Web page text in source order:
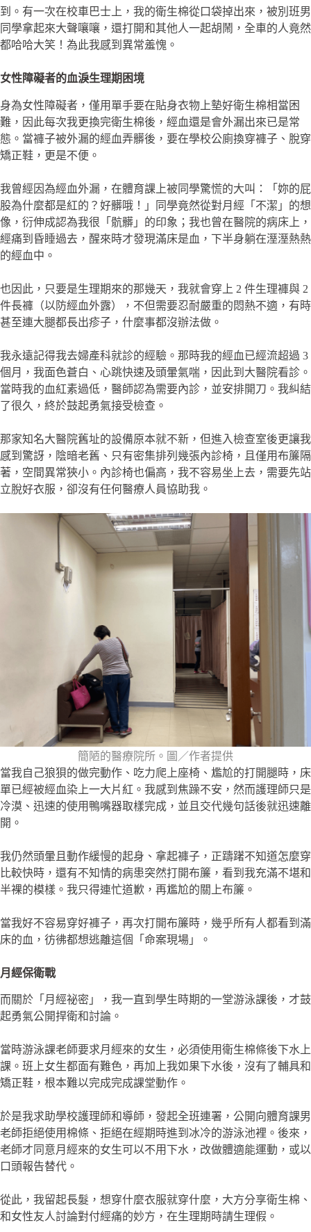
到。有一次在校車巴士上，我的衛生棉從口袋掉出來，被別班男
同學拿起來大聲嚷嚷，還打開和其他人一起胡鬧，全車的人竟然
都哈哈大笑！為此我感到異常羞愧。
女性障礙者的血淚生理期困境
身為女性障礙者，僅用單手要在貼身衣物上墊好衛生棉相當困
難，因此每次我更換完衛生棉後，經血還是會外漏出來已是常
態。當褲子被外漏的經血弄髒後，要在學校公廁換穿褲子、脫穿
矯正鞋，更是不便。
我曾經因為經血外漏，在體育課上被同學驚慌的大叫：「妳的屁
股為什麼都是紅的？好髒哦！」同學竟然從對月經「不潔」的想
像，衍伸成認為我很「骯髒」的印象；我也曾在醫院的病床上，
經痛到昏睡過去，醒來時才發現滿床是血，下半身躺在溼溼熱熱
的經血中。
也因此，只要是生理期來的那幾天，我就會穿上 2 件生理褲與 2
件長褲（以防經血外露），不但需要忍耐嚴重的悶熱不適，有時
甚至連大腿都長出疹子，什麼事都沒辦法做。
我永遠記得我去婦產科就診的經驗。那時我的經血已經流超過 3
個月，我面色蒼白、心跳快速及頭暈氣喘，因此到大醫院看診。
當時我的血紅素過低，醫師認為需要內診，並安排開刀。我糾結
了很久，終於鼓起勇氣接受檢查。
那家知名大醫院舊址的設備原本就不新，但進入檢查室後更讓我
感到驚訝，陰暗老舊、只有密集排列幾張內診椅，且僅用布簾隔
著，空間異常狹小。內診椅也偏高，我不容易坐上去，需要先站
立脫好衣服，卻沒有任何醫療人員協助我。
簡陋的醫療院所。圖／作者提供
當我自己狼狽的做完動作、吃力爬上座椅、尷尬的打開腿時，床
單已經被經血染上一大片紅。我感到焦躁不安，然而護理師只是
冷漠、迅速的使用鴨嘴器取樣完成，並且交代幾句話後就迅速離
開。
我仍然頭暈且動作緩慢的起身、拿起褲子，正躊躇不知道怎麼穿
比較快時，還有不知情的病患突然打開布簾，看到我充滿不堪和
半裸的模樣。我只得連忙道歉，再尷尬的關上布簾。
當我好不容易穿好褲子，再次打開布簾時，幾乎所有人都看到滿
床的血，彷彿都想逃離這個「命案現場」。
月經保衛戰
而關於「月經祕密」，我一直到學生時期的一堂游泳課後，才鼓
起勇氣公開捍衛和討論。
當時游泳課老師要求月經來的女生，必須使用衛生棉條後下水上
課。班上女生都面有難色，再加上我如果下水後，沒有了輔具和
矯正鞋，根本難以完成完成課堂動作。
於是我求助學校護理師和導師，發起全班連署，公開向體育課男
老師拒絕使用棉條、拒絕在經期時進到冰冷的游泳池裡。後來，
老師才同意月經來的女生可以不用下水，改做體適能運動，或以
口頭報告替代。
從此，我留起長髮，想穿什麼衣服就穿什麼，大方分享衛生棉、
和女性友人討論對付經痛的妙方，在生理期時請生理假。